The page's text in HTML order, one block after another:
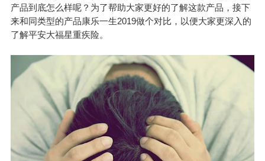
产品到底怎么样呢？为了帮助大家更好的了解这款产品，接下
来和同类型的产品康乐一生2019做个对比，以便大家更深入的
了解平安大福星重疾险。